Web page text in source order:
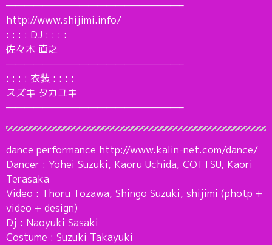
———————————————————–
http://www.shijimi.info/
: : : : DJ : : : :
佐々木 直之
———————————————————–
: : : : 衣装 : : : :
スズキ タカユキ
———————————————————–
dance performance http://www.kalin-net.com/dance/
Dancer : Yohei Suzuki, Kaoru Uchida, COTTSU, Kaori
Terasaka
Video : Thoru Tozawa, Shingo Suzuki, shijimi (photp +
video + design)
Dj : Naoyuki Sasaki
Costume : Suzuki Takayuki